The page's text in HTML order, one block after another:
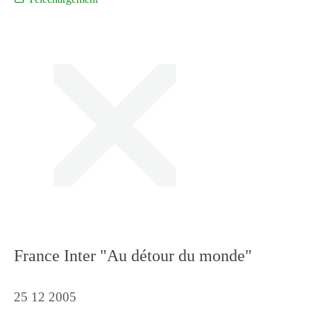
France Inter "Au détour du monde"
25 12 2005